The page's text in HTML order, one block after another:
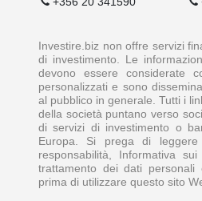
Investire.biz non offre servizi
di investimento. Le
devono essere considerate
personalizzati e sono
al pubblico in generale. Tutti i
della società puntano verso
di servizi di investimento o
Europa. Si prega di
responsabilità, Informativa
trattamento dei dati personali
prima di utilizzare questo sito